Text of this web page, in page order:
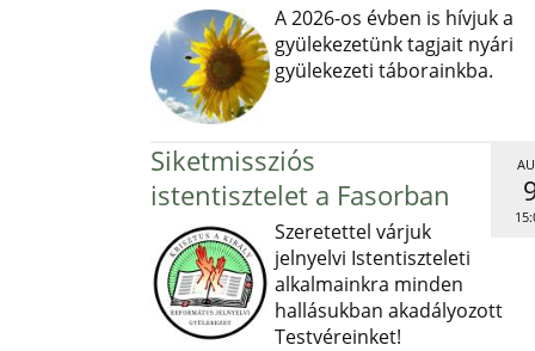
A 2026-os évben is hívjuk a
gyülekezetünk tagjait nyári
gyülekezeti táborainkba.
Siketmissziós
istentisztelet a Fasorban
Szeretettel várjuk
jelnyelvi Istentiszteleti
alkalmainkra minden
hallásukban akadályozott
Testvéreinket!